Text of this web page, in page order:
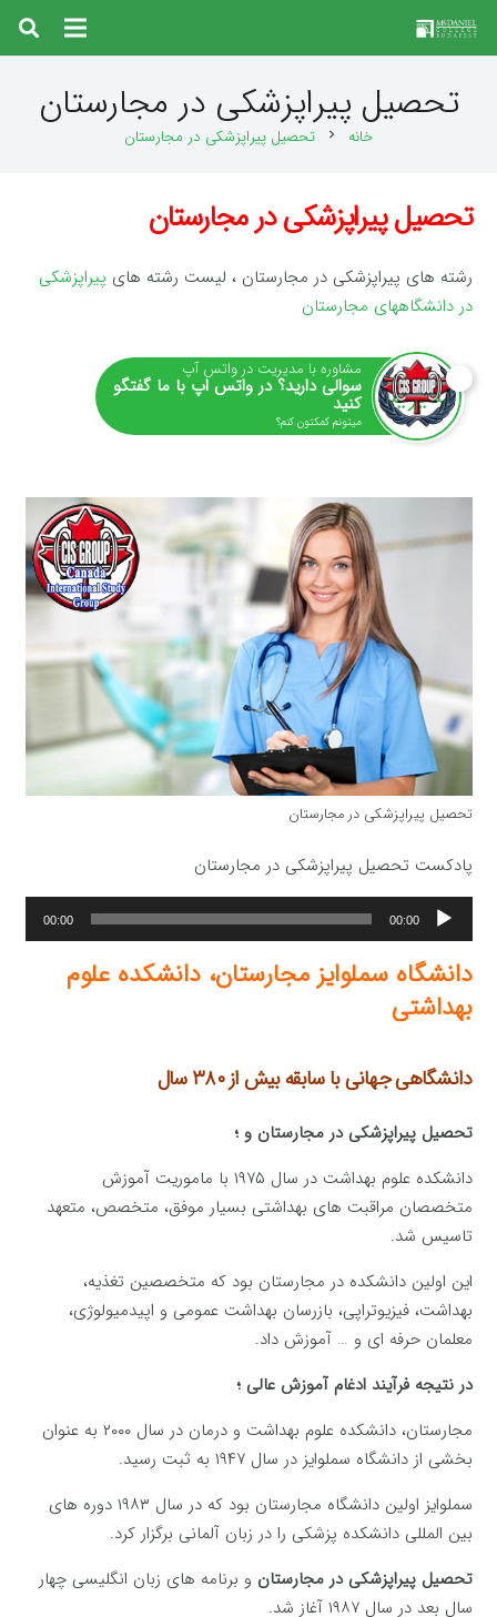
تحصیل پیراپزشکی در مجارستان
خانه chevron_right تحصیل پیراپزشکی در مجارستان
تحصیل پیراپزشکی در مجارستان
رشته های پیراپزشکی در مجارستان ، لیست رشته های پیراپزشکی
در دانشگاههای مجارستان
مشاوره با مدیریت در واتس آپ
سوالی دارید؟ در واتس اپ با ما گفتگو
کنید
میتونم کمکتون کنم؟
تحصیل پیراپزشکی در مجارستان
پادکست تحصیل پیراپزشکی در مجارستان
پخش‌کننده
صوت
00:00
00:00
دانشگاه سملوایز مجارستان، دانشکده علوم
بهداشتی
دانشگاهی جهانی با سابقه بیش از ۳۸۰ سال
تحصیل پیراپزشکی در مجارستان و ؛
دانشکده علوم بهداشت در سال ۱۹۷۵ با ماموریت آموزش
متخصصان مراقبت های بهداشتی بسیار موفق، متخصص، متعهد
تاسیس شد.
این اولین دانشکده در مجارستان بود که متخصصین تغذیه،
بهداشت، فیزیوتراپی، بازرسان بهداشت عمومی و اپیدمیولوژی،
معلمان حرفه ای و … آموزش داد.
در نتیجه فرآیند ادغام آموزش عالی ؛
مجارستان، دانشکده علوم بهداشت و درمان در سال ۲۰۰۰ به عنوان
بخشی از دانشگاه سملوایز در سال ۱۹۴۷ به ثبت رسید.
سملوایز اولین دانشگاه مجارستان بود که در سال ۱۹۸۳ دوره های
بین المللی دانشکده پزشکی را در زبان آلمانی برگزار کرد.
تحصیل پیراپزشکی در مجارستان و برنامه های زبان انگلیسی چهار
سال بعد در سال ۱۹۸۷ آغاز شد.